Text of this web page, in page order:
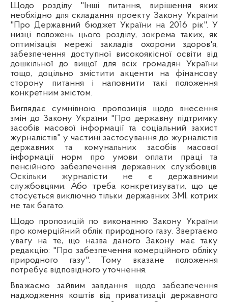
Щодо розділу "Інші питання, вирішення яких
необхідно для складання проекту Закону України
"Про Державний бюджет України на 2016 рік". У
низці положень цього розділу, зокрема таких, як
оптимізація мережі закладів охорони здоров'я,
забезпечення доступної високоякісної освіти від
дошкільної до вищої для всіх громадян України
тощо, доцільно змістити акценти на фінансову
сторону питання і наповнити такі положення
конкретним змістом.
Виглядає сумнівною пропозиція щодо внесення
змін до Закону України "Про державну підтримку
засобів масової інформації та соціальний захист
журналістів" у частині застосування до журналістів
державних та комунальних засобів масової
інформації норм про умови оплати праці та
пенсійного забезпечення державних службовців.
Оскільки журналісти не є державними
службовцями. Або треба конкретизувати, що це
стосується виключно тільки державних ЗМІ, котрих
не так багато.
Щодо пропозицій по виконанню Закону України
про комерційний облік природного газу. Звертаємо
увагу на те, що назва даного Закону має таку
редакцію: "Про забезпечення комерційного обліку
природного газу". Тому вказане положення
потребує відповідного уточнення.
Вважаємо зайвим завдання щодо забезпечення
надходження коштів від приватизації державного